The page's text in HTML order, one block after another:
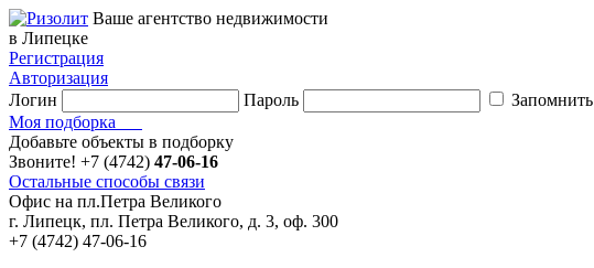
Ваше агентство недвижимости
в Липецке
Регистрация
Авторизация
Логин
Пароль Запомнить
Моя подборка
Добавьте объекты в подборку
Звоните! +7 (4742) 47-06-16
Остальные способы связи
Офис на пл.Петра Великого
г. Липецк, пл. Петра Великого, д. 3, оф. 300
+7 (4742) 47-06-16